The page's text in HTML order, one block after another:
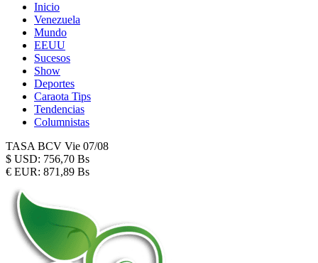
Inicio
Venezuela
Mundo
EEUU
Sucesos
Show
Deportes
Caraota Tips
Tendencias
Columnistas
TASA BCV Vie 07/08
$ USD: 756,70 Bs
€ EUR: 871,89 Bs